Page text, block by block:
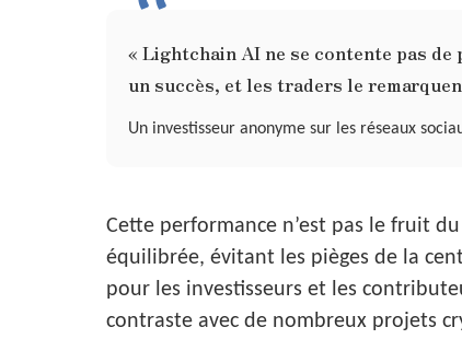
« Lightchain AI ne se contente pas
un succès, et les traders le
Un investisseur anonyme sur les réseaux
Cette performance n’est pas le fruit
équilibrée, évitant les pièges de la
pour les investisseurs et les
contraste avec de nombreux projets